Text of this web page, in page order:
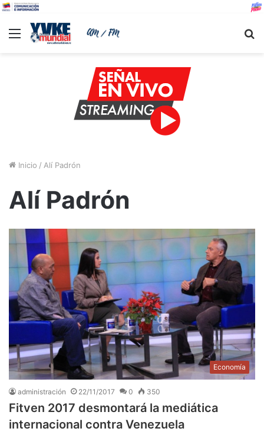
Menu
Inicio / Alí Padrón
Alí Padrón
Economía
administración 22/11/2017 0 350
Fitven 2017 desmontará la mediática
internacional contra Venezuela